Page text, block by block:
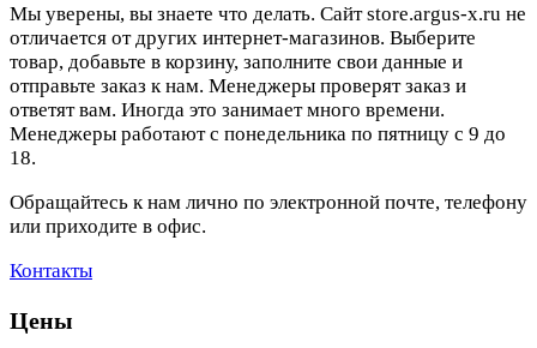
Мы уверены, вы знаете что делать. Сайт store.argus-x.ru не
отличается от других интернет-магазинов. Выберите
товар, добавьте в корзину, заполните свои данные и
отправьте заказ к нам. Менеджеры проверят заказ и
ответят вам. Иногда это занимает много времени.
Менеджеры работают с понедельника по пятницу с 9 до
18.
Обращайтесь к нам лично по электронной почте, телефону
или приходите в офис.
Контакты
Цены